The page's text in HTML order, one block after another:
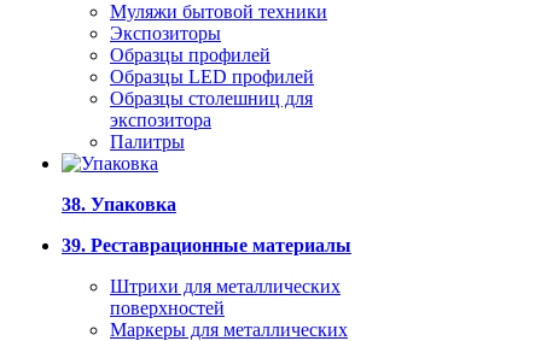
Муляжи бытовой техники
Экспозиторы
Образцы профилей
Образцы LED профилей
Образцы столешниц для
экспозитора
Палитры
38. Упаковка
39. Реставрационные материалы
Штрихи для металлических
поверхностей
Маркеры для металлических